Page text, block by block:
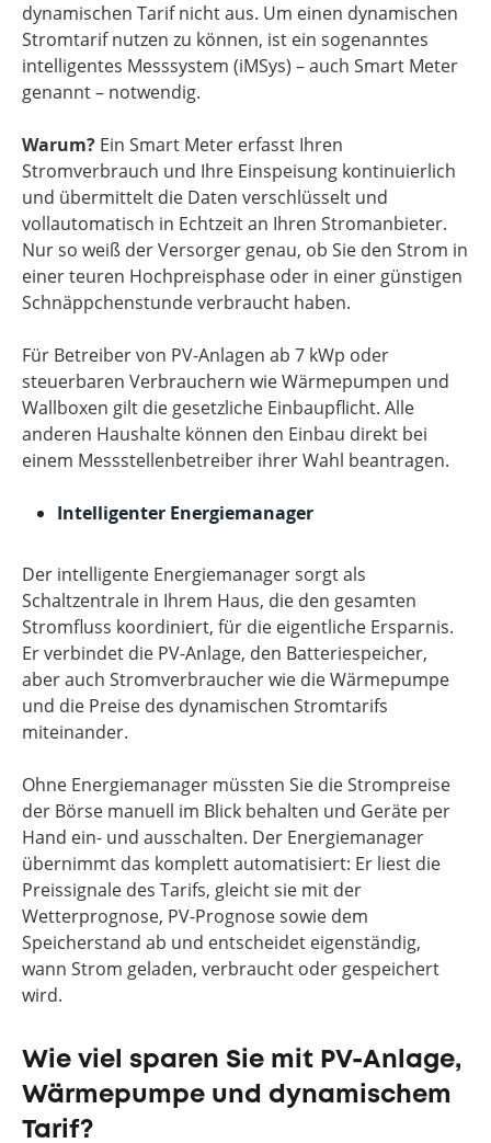
dynamischen Tarif nicht aus. Um einen dynamischen
Stromtarif nutzen zu können, ist ein sogenanntes
intelligentes Messsystem (iMSys) – auch Smart Meter
genannt – notwendig.
Warum? Ein Smart Meter erfasst Ihren
Stromverbrauch und Ihre Einspeisung kontinuierlich
und übermittelt die Daten verschlüsselt und
vollautomatisch in Echtzeit an Ihren Stromanbieter.
Nur so weiß der Versorger genau, ob Sie den Strom in
einer teuren Hochpreisphase oder in einer günstigen
Schnäppchenstunde verbraucht haben.
Für Betreiber von PV-Anlagen ab 7 kWp oder
steuerbaren Verbrauchern wie Wärmepumpen und
Wallboxen gilt die gesetzliche Einbaupflicht. Alle
anderen Haushalte können den Einbau direkt bei
einem Messstellenbetreiber ihrer Wahl beantragen.
Intelligenter Energiemanager
Der intelligente Energiemanager sorgt als
Schaltzentrale in Ihrem Haus, die den gesamten
Stromfluss koordiniert, für die eigentliche Ersparnis.
Er verbindet die PV-Anlage, den Batteriespeicher,
aber auch Stromverbraucher wie die Wärmepumpe
und die Preise des dynamischen Stromtarifs
miteinander.
Ohne Energiemanager müssten Sie die Strompreise
der Börse manuell im Blick behalten und Geräte per
Hand ein- und ausschalten. Der Energiemanager
übernimmt das komplett automatisiert: Er liest die
Preissignale des Tarifs, gleicht sie mit der
Wetterprognose, PV-Prognose sowie dem
Speicherstand ab und entscheidet eigenständig,
wann Strom geladen, verbraucht oder gespeichert
wird.
Wie viel sparen Sie mit PV-Anlage,
Wärmepumpe und dynamischem
Tarif?